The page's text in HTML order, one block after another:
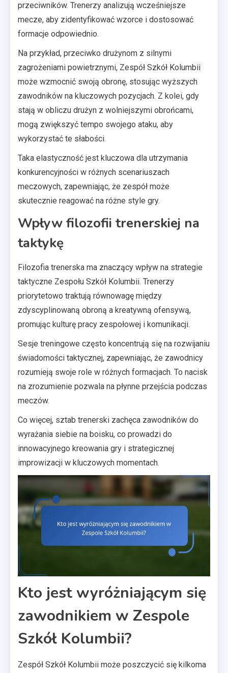
przeciwników. Trenerzy analizują wcześniejsze
mecze, aby zidentyfikować wzorce i dostosować
formacje odpowiednio.
Na przykład, przeciwko drużynom z silnymi
zagrożeniami powietrznymi, Zespół Szkół Kolumbii
może wzmocnić swoją obronę, stosując wyższych
zawodników na kluczowych pozycjach. Z kolei, gdy
stają w obliczu drużyn z wolniejszymi obrońcami,
mogą zwiększyć tempo swojego ataku, aby
wykorzystać te słabości.
Taka elastyczność jest kluczowa dla utrzymania
konkurencyjności w różnych scenariuszach
meczowych, zapewniając, że zespół może
skutecznie reagować na różne style gry.
Wpływ filozofii trenerskiej na
taktykę
Filozofia trenerska ma znaczący wpływ na strategie
taktyczne Zespołu Szkół Kolumbii. Trenerzy
priorytetowo traktują równowagę między
zdyscyplinowaną obroną a kreatywną ofensywą,
promując kulturę pracy zespołowej i komunikacji.
Sesje treningowe często koncentrują się na rozwijaniu
świadomości taktycznej, zapewniając, że zawodnicy
rozumieją swoje role w różnych formacjach. To nacisk
na zrozumienie pozwala na płynne przejścia podczas
meczów.
Co więcej, sztab trenerski zachęca zawodników do
wyrażania siebie na boisku, co prowadzi do
innowacyjnego kreowania gry i strategicznej
improwizacji w kluczowych momentach.
Kto jest wyróżniającym się
zawodnikiem w Zespole
Szkół Kolumbii?
Zespół Szkół Kolumbii może poszczycić się kilkoma